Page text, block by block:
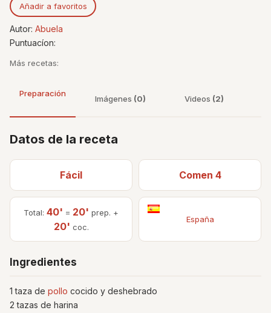
Añadir a favoritos
Autor: Abuela
Puntuacíon:
Más recetas:
Preparación
Imágenes (0) Videos (2)
Datos de la receta
Fácil Comen 4
Total: 40' = 20' prep. +
20' coc.
España
Ingredientes
1 taza de pollo cocido y deshebrado
2 tazas de harina